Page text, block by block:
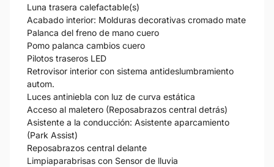
Luna trasera calefactable(s)
Acabado interior: Molduras decorativas cromado mate
Palanca del freno de mano cuero
Pomo palanca cambios cuero
Pilotos traseros LED
Retrovisor interior con sistema antideslumbramiento
autom.
Luces antiniebla con luz de curva estática
Acceso al maletero (Reposabrazos central detrás)
Asistente a la conducción: Asistente aparcamiento
(Park Assist)
Reposabrazos central delante
Limpiaparabrisas con Sensor de lluvia